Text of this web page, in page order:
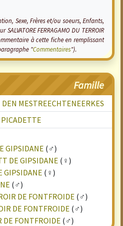
Sexe, Frères et/ou soeurs, Enfants,
FERRAGAMO DU TERROIR
à cette fiche en remplissant
"Commentaires").
Famille
MESTREECHTENEERKES
GIPSIDANE (♂)
DE GIPSIDANE (♀)
GIPSIDANE (♀)
(♂)
DE FONTFROIDE (♂)
DE FONTFROIDE (♂)
DE FONTFROIDE (♂)